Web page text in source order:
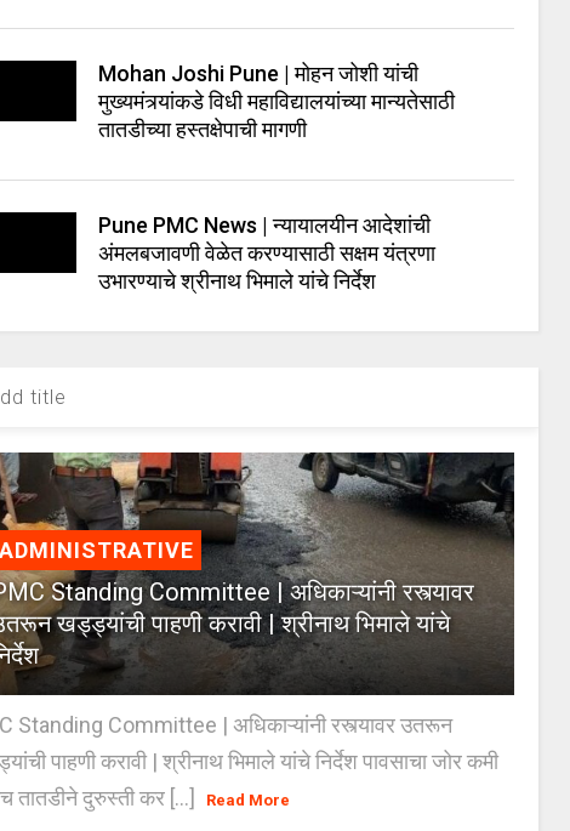
Mohan Joshi Pune | मोहन जोशी यांची
मुख्यमंत्र्यांकडे विधी महाविद्यालयांच्या मान्यतेसाठी
तातडीच्या हस्तक्षेपाची मागणी
Pune PMC News | न्यायालयीन आदेशांची
अंमलबजावणी वेळेत करण्यासाठी सक्षम यंत्रणा
उभारण्याचे श्रीनाथ भिमाले यांचे निर्देश
title
Standing Committee | अधिकाऱ्यांनी रस्त्यावर
खड्ड्यांची पाहणी करावी | श्रीनाथ भिमाले यांचे
Standing Committee | अधिकाऱ्यांनी रस्त्यावर उतरून
पाहणी करावी | श्रीनाथ भिमाले यांचे निर्देश पावसाचा जोर कमी
तातडीने दुरुस्ती कर [...]
Read More